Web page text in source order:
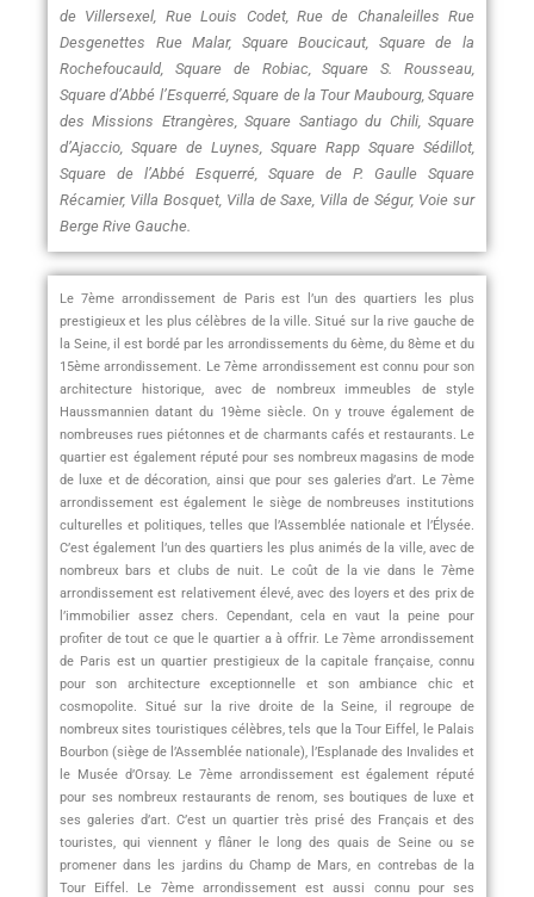
de Villersexel, Rue Louis Codet, Rue de Chanaleilles Rue
Desgenettes Rue Malar, Square Boucicaut, Square de la
Rochefoucauld, Square de Robiac, Square S. Rousseau,
Square d’Abbé l’Esquerré, Square de la Tour Maubourg, Square
des Missions Etrangères, Square Santiago du Chili, Square
d’Ajaccio, Square de Luynes, Square Rapp Square Sédillot,
Square de l’Abbé Esquerré, Square de P. Gaulle Square
Récamier, Villa Bosquet, Villa de Saxe, Villa de Ségur, Voie sur
Berge Rive Gauche.
Le 7ème arrondissement de Paris est l’un des quartiers les plus
prestigieux et les plus célèbres de la ville. Situé sur la rive gauche de
la Seine, il est bordé par les arrondissements du 6ème, du 8ème et du
15ème arrondissement. Le 7ème arrondissement est connu pour son
architecture historique, avec de nombreux immeubles de style
Haussmannien datant du 19ème siècle. On y trouve également de
nombreuses rues piétonnes et de charmants cafés et restaurants. Le
quartier est également réputé pour ses nombreux magasins de mode
de luxe et de décoration, ainsi que pour ses galeries d’art. Le 7ème
arrondissement est également le siège de nombreuses institutions
culturelles et politiques, telles que l’Assemblée nationale et l’Élysée.
C’est également l’un des quartiers les plus animés de la ville, avec de
nombreux bars et clubs de nuit. Le coût de la vie dans le 7ème
arrondissement est relativement élevé, avec des loyers et des prix de
l’immobilier assez chers. Cependant, cela en vaut la peine pour
profiter de tout ce que le quartier a à offrir. Le 7ème arrondissement
de Paris est un quartier prestigieux de la capitale française, connu
pour son architecture exceptionnelle et son ambiance chic et
cosmopolite. Situé sur la rive droite de la Seine, il regroupe de
nombreux sites touristiques célèbres, tels que la Tour Eiffel, le Palais
Bourbon (siège de l’Assemblée nationale), l’Esplanade des Invalides et
le Musée d’Orsay. Le 7ème arrondissement est également réputé
pour ses nombreux restaurants de renom, ses boutiques de luxe et
ses galeries d’art. C’est un quartier très prisé des Français et des
touristes, qui viennent y flâner le long des quais de Seine ou se
promener dans les jardins du Champ de Mars, en contrebas de la
Tour Eiffel. Le 7ème arrondissement est aussi connu pour ses